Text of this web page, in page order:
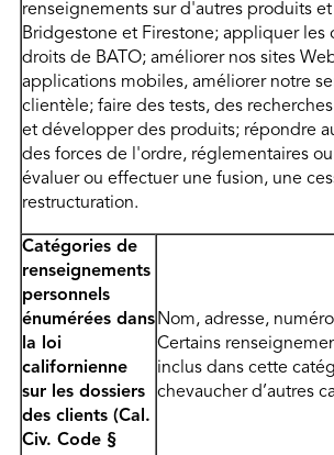
renseignements sur d'autres produits et
Bridgestone et Firestone; appliquer les
droits de BATO; améliorer nos sites
applications mobiles, améliorer notre
clientèle; faire des tests, des
et développer des produits; répondre
des forces de l'ordre, réglementaires
évaluer ou effectuer une fusion, une
restructuration.
Catégories de
renseignements
personnels
énumérées dans
la loi
californienne
sur les dossiers
des clients (Cal.
Civ. Code §
Nom, adresse,
Certains
inclus dans cette
chevaucher d’autres